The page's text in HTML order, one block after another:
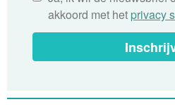
akkoord met het privacy